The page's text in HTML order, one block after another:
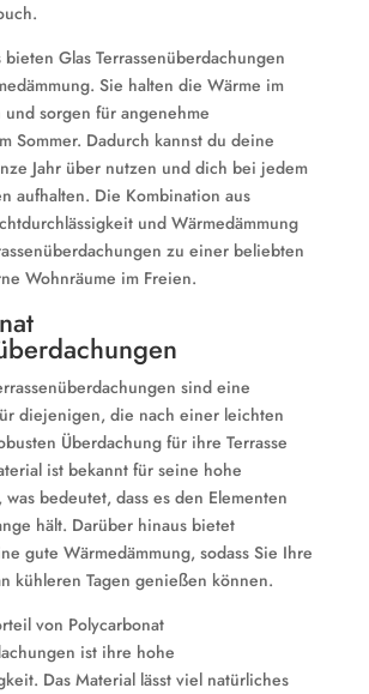
Glas Terrassenüberdachungen
Sie halten die Wärme im
sorgen für angenehme
Sommer. Dadurch kannst du deine
Jahr über nutzen und dich bei jedem
aufhalten. Die Kombination aus
und Wärmedämmung
zu einer beliebten
Wohnräume im Freien.
sind eine
diejenigen, die nach einer leichten
Überdachung für ihre Terrasse
ist bekannt für seine hohe
bedeutet, dass es den Elementen
hält. Darüber hinaus bietet
gute Wärmedämmung, sodass Sie Ihre
kühleren Tagen genießen können.
von Polycarbonat
ist ihre hohe
Das Material lässt viel natürliches